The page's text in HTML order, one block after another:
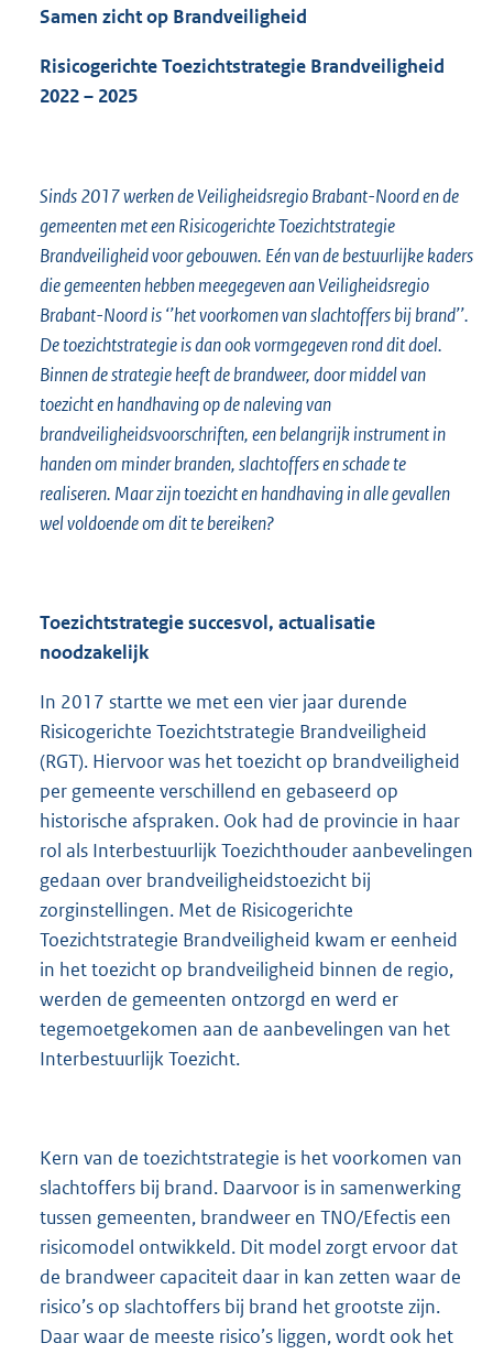
Samen zicht op Brandveiligheid
Risicogerichte Toezichtstrategie Brandveiligheid
2022 – 2025
Sinds 2017 werken de Veiligheidsregio Brabant-Noord en de
gemeenten met een Risicogerichte Toezichtstrategie
Brandveiligheid voor gebouwen. Eén van de bestuurlijke kaders
die gemeenten hebben meegegeven aan Veiligheidsregio
Brabant-Noord is ‘’het voorkomen van slachtoffers bij brand’’.
De toezichtstrategie is dan ook vormgegeven rond dit doel.
Binnen de strategie heeft de brandweer, door middel van
toezicht en handhaving op de naleving van
brandveiligheidsvoorschriften, een belangrijk instrument in
handen om minder branden, slachtoffers en schade te
realiseren. Maar zijn toezicht en handhaving in alle gevallen
wel voldoende om dit te bereiken?
Toezichtstrategie succesvol, actualisatie
noodzakelijk
In 2017 startte we met een vier jaar durende
Risicogerichte Toezichtstrategie Brandveiligheid
(RGT). Hiervoor was het toezicht op brandveiligheid
per gemeente verschillend en gebaseerd op
historische afspraken. Ook had de provincie in haar
rol als Interbestuurlijk Toezichthouder aanbevelingen
gedaan over brandveiligheidstoezicht bij
zorginstellingen. Met de Risicogerichte
Toezichtstrategie Brandveiligheid kwam er eenheid
in het toezicht op brandveiligheid binnen de regio,
werden de gemeenten ontzorgd en werd er
tegemoetgekomen aan de aanbevelingen van het
Interbestuurlijk Toezicht.
Kern van de toezichtstrategie is het voorkomen van
slachtoffers bij brand. Daarvoor is in samenwerking
tussen gemeenten, brandweer en TNO/Efectis een
risicomodel ontwikkeld. Dit model zorgt ervoor dat
de brandweer capaciteit daar in kan zetten waar de
risico’s op slachtoffers bij brand het grootste zijn.
Daar waar de meeste risico’s liggen, wordt ook het